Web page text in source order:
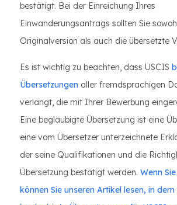
bestätigt. Bei der Einreichung Ihres
Einwanderungsantrags sollten Sie
Originalversion als auch die übersetzte
Es ist wichtig zu beachten, dass USCIS
Übersetzungen aller fremdsprachigen
verlangt, die mit Ihrer Bewerbung
Eine beglaubigte Übersetzung ist eine
eine vom Übersetzer unterzeichnete
der seine Qualifikationen und die
Übersetzung bestätigt werden. Wenn
können Sie unseren Artikel lesen, in dem